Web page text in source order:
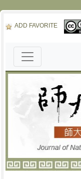
ADD FAVORITE